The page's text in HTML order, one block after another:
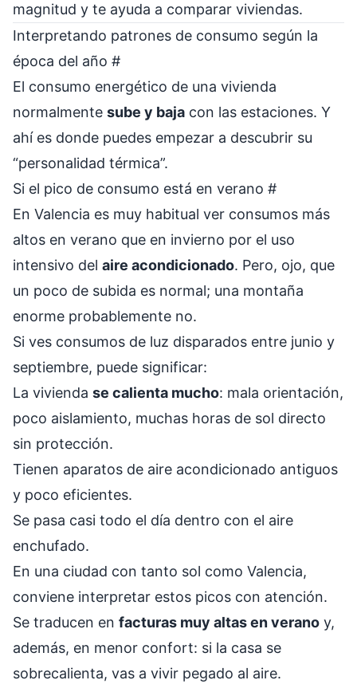
magnitud y te ayuda a comparar viviendas.
Interpretando patrones de consumo según la
época del año #
El consumo energético de una vivienda
normalmente sube y baja con las estaciones. Y
ahí es donde puedes empezar a descubrir su
“personalidad térmica”.
Si el pico de consumo está en verano #
En Valencia es muy habitual ver consumos más
altos en verano que en invierno por el uso
intensivo del aire acondicionado. Pero, ojo, que
un poco de subida es normal; una montaña
enorme probablemente no.
Si ves consumos de luz disparados entre junio y
septiembre, puede significar:
La vivienda se calienta mucho: mala orientación,
poco aislamiento, muchas horas de sol directo
sin protección.
Tienen aparatos de aire acondicionado antiguos
y poco eficientes.
Se pasa casi todo el día dentro con el aire
enchufado.
En una ciudad con tanto sol como Valencia,
conviene interpretar estos picos con atención.
Se traducen en facturas muy altas en verano y,
además, en menor confort: si la casa se
sobrecalienta, vas a vivir pegado al aire.